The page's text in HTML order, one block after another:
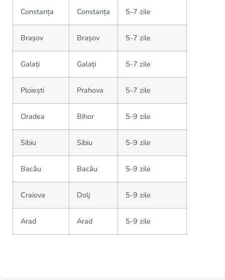
Constanța Constanța 5-7 zile
Brașov Brașov 5-7 zile
Galați Galați 5-7 zile
Ploiești Prahova 5-7 zile
Oradea Bihor 5-9 zile
Sibiu Sibiu 5-9 zile
Bacău Bacău 5-9 zile
Craiova Dolj 5-9 zile
Arad Arad 5-9 zile